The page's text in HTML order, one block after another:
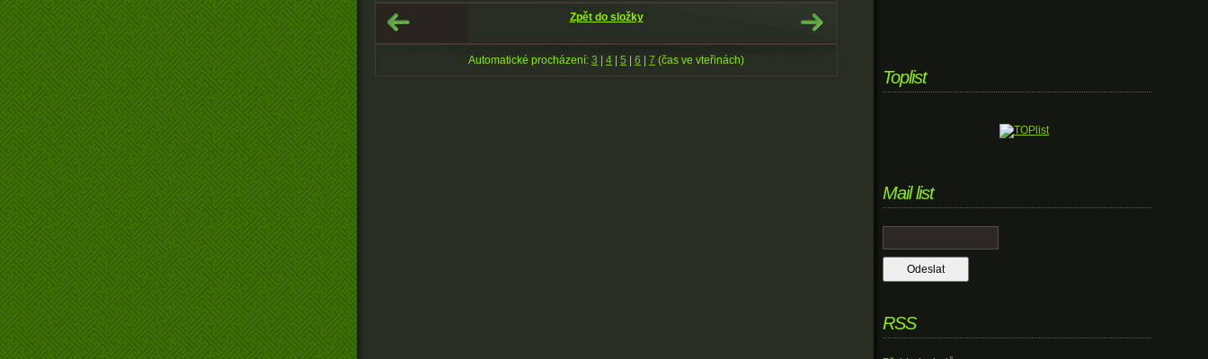
Zpět do složky
Automatické procházení: 3 | 4 | 5 | 6 | 7 (čas ve vteřinách)
Toplist
Mail list
RSS